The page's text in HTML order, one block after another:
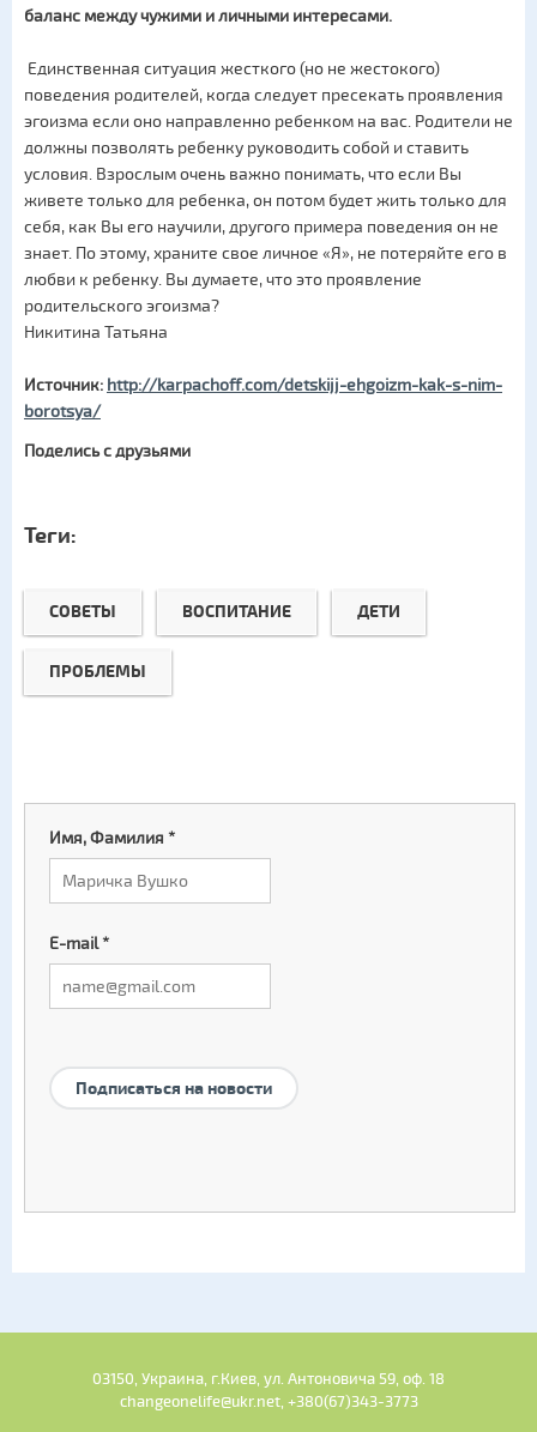
баланс между чужими и личными интересами.
Единственная ситуация жесткого (но не жестокого)
поведения родителей, когда следует пресекать проявления
эгоизма если оно направленно ребенком на вас. Родители не
должны позволять ребенку руководить собой и ставить
условия. Взрослым очень важно понимать, что если Вы
живете только для ребенка, он потом будет жить только для
себя, как Вы его научили, другого примера поведения он не
знает. По этому, храните свое личное «Я», не потеряйте его в
любви к ребенку. Вы думаете, что это проявление
родительского эгоизма?
Никитина Татьяна
Источник: http://karpachoff.com/detskijj-ehgoizm-kak-s-nim-
borotsya/
Поделись с друзьями
Теги:
СОВЕТЫ ВОСПИТАНИЕ ДЕТИ
ПРОБЛЕМЫ
Имя, Фамилия *
E-mail*
Подписаться на новости
03150, Украина, г.Киев, ул. Антоновича 59, оф. 18
changeonelife@ukr.net, +380(67)343-3773